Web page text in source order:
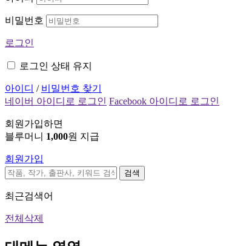
비밀번호
로그인
로그인 상태 유지
아이디 / 비밀번호 찾기
네이버 아이디로 로그인 Facebook 아이디로 로그인
회원가입하면
블루머니 1,000원 지급
회원가입
검색
최근검색어
전체삭제